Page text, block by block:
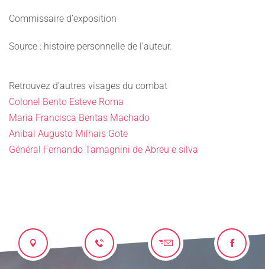
Commissaire d’exposition
Source : histoire personnelle de l’auteur.
Retrouvez d'autres visages du combat
Colonel Bento Esteve Roma
Maria Francisca Bentas Machado
Anibal Augusto Milhais Gote
Général Fernando Tamagnini de Abreu e silva